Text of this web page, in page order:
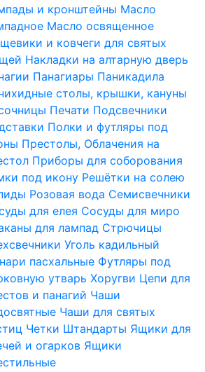
и кронштейны Масло
Масло освященное
и ковчеги для святых
Накладки на алтарную дверь
Панагиары Паникадила
столы, крышки, кануны
Печати Подсвечники
Полки и футляры под
Престолы, Облачения на
Приборы для соборования
под икону Решётки на солею
Розовая вода Семисвечники
для елея Сосуды для миро
для лампад Стрючицы
Уголь кадильный
пасхальные Футляры под
утварь Хоругви Цепи для
и панагий Чаши
Чаши для святых
Четки Штандарты Ящики для
и огарков Ящики